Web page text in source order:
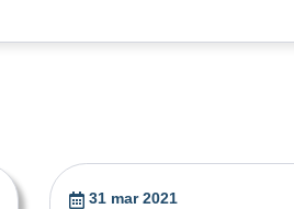
31 mar 2021